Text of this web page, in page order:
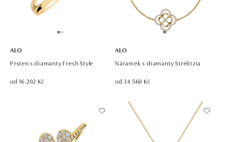
ALO
Prsten s diamanty Fresh Style
od 16 202 Kč
ALO
Náramek s diamanty Strelitzia
od 34 560 Kč